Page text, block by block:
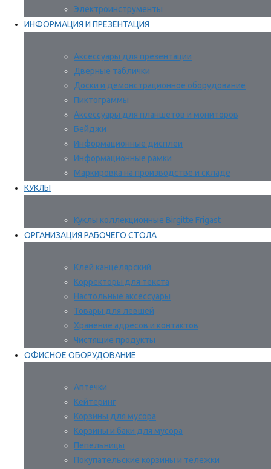
Электроинструменты
ИНФОРМАЦИЯ И ПРЕЗЕНТАЦИЯ
Аксессуары для презентации
Дверные таблички
Доски и демонстрационное оборудование
Пиктограммы
Аксессуары для планшетов и мониторов
Бейджи
Информационные дисплеи
Информационные рамки
Маркировка на производстве и складе
КУКЛЫ
Куклы коллекционные Birgitte Frigast
ОРГАНИЗАЦИЯ РАБОЧЕГО СТОЛА
Клей канцелярский
Корректоры для текста
Настольные аксессуары
Товары для левшей
Хранение адресов и контактов
Чистящие продукты
ОФИСНОЕ ОБОРУДОВАНИЕ
Аптечки
Кейтеринг
Корзины для мусора
Корзины и баки для мусора
Пепельницы
Покупательские корзины и тележки